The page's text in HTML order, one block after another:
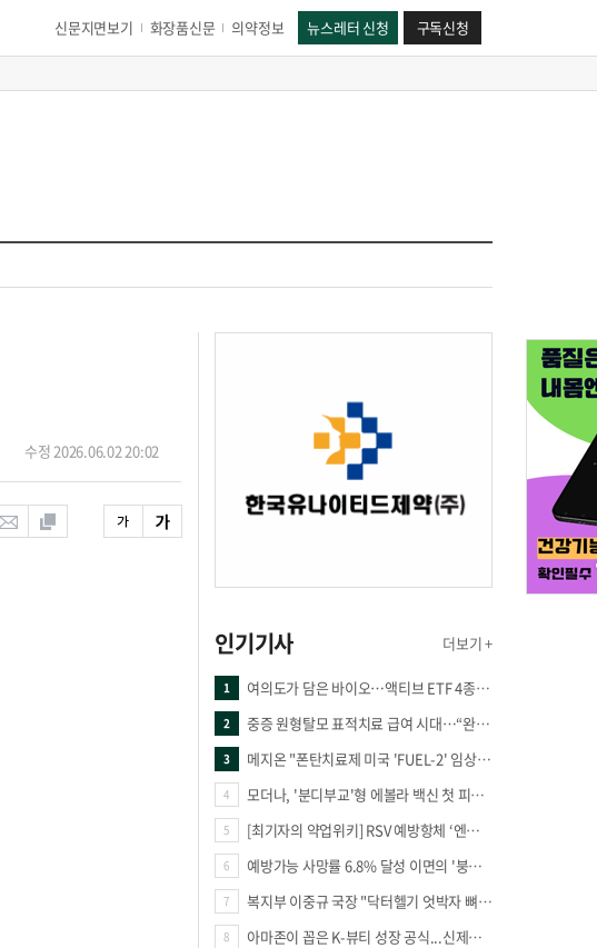
신문지면보기 화장품신문 의약정보 뉴스레터 신청 구독신청
수정 2026.06.02 20:02
인기기사 더보기 +
1 여의도가 담은 바이오…액티브 ETF 4종의 선택은
2 중증 원형탈모 표적치료 급여 시대…“완결 아닌 출발점”
3 메지온 "폰탄치료제 미국 'FUEL-2' 임상 프로토콜 영국 승인"
4 모더나, '분디부교'형 에볼라 백신 첫 피험자 접종
5 [최기자의 약업위키] RSV 예방항체 ‘엔플론시아’
6 예방가능 사망률 6.8% 달성 이면의 '붕괴 위기'… 중증외상체계 혁신 시급
7 복지부 이중규 국장 "닥터헬기 엇박자 뼈아파… 외상체계 전면 재정립"
8 아마존이 꼽은 K-뷰티 성장 공식...신제품·시장·품목 확장